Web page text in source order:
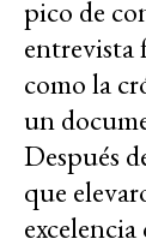
pico de
entrevista
como la
un
Después
que